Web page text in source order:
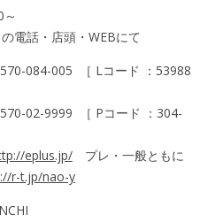
電話・店頭・WEBにて
084-005 ［ Lコード ：53988
02-9999 ［ Pコード ：304-
eplus.jp/プレ・一般ともに
r-t.jp/nao-y